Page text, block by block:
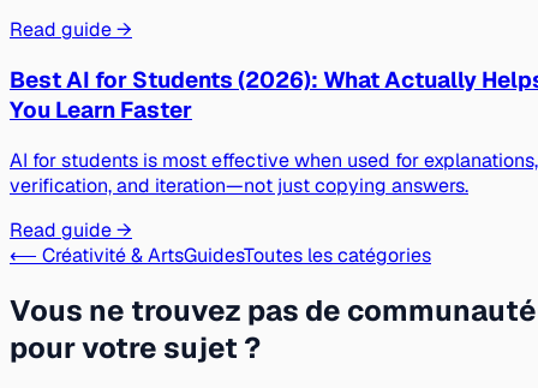
Read guide →
Best AI for Students (2026): What Actually
You Learn Faster
AI for students is most effective when used for explanations,
verification, and iteration—not just copying answers.
Read guide →
⟵ Créativité & ArtsGuidesToutes les catégories
Vous ne trouvez pas de communauté
pour votre sujet ?